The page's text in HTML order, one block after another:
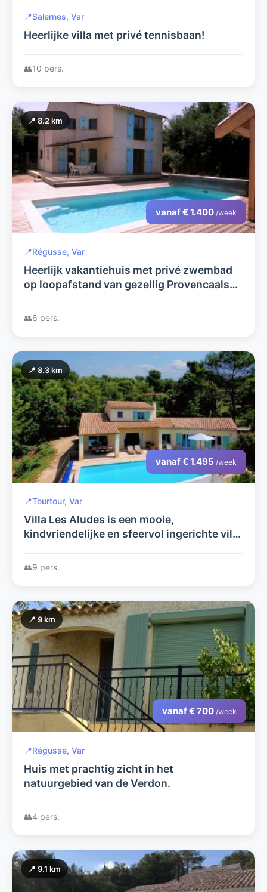
📍Salernes, Var
Heerlijke villa met privé tennisbaan!
👥10 pers.
📍 8.2 km
vanaf € 1.400 /week
📍Régusse, Var
Heerlijk vakantiehuis met privé zwembad
op loopafstand van gezellig Provencaals
👥6 pers.
📍 8.3 km
vanaf € 1.495 /week
📍Tourtour, Var
Villa Les Aludes is een mooie,
kindvriendelijke en sfeervol ingerichte villa
👥9 pers.
📍 9 km
vanaf € 700 /week
📍Régusse, Var
Huis met prachtig zicht in het
natuurgebied van de Verdon.
👥4 pers.
📍 9.1 km